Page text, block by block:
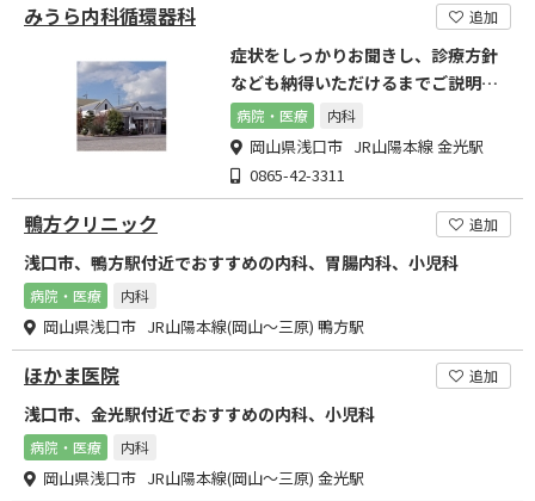
みうら内科循環器科 追加
症状をしっかりお聞きし、診療方針
なども納得いただけるまでご説明い
たします
病院・医療 内科
岡山県浅口市 JR山陽本線 金光駅
0865-42-3311
鴨方クリニック 追加
浅口市、鴨方駅付近でおすすめの内科、胃腸内科、小児科
病院・医療 内科
岡山県浅口市 JR山陽本線(岡山～三原) 鴨方駅
ほかま医院 追加
浅口市、金光駅付近でおすすめの内科、小児科
病院・医療 内科
岡山県浅口市 JR山陽本線(岡山～三原) 金光駅